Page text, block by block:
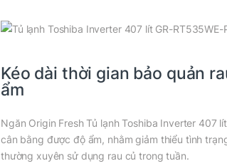
Kéo dài thời gian bảo quản
ẩm
Ngăn Origin Fresh Tủ lạnh Toshiba Inverter 407
cân bằng được độ ẩm, nhằm giảm thiểu tình
thường xuyên sử dụng rau củ trong tuần.